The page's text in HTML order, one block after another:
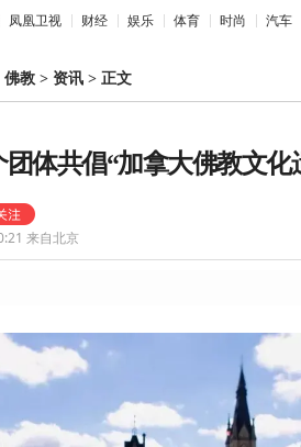
凤凰卫视 财经 娱乐 体育 时尚 汽车
佛教 > 资讯 > 正文
体共倡“加拿大佛教文化
来自北京